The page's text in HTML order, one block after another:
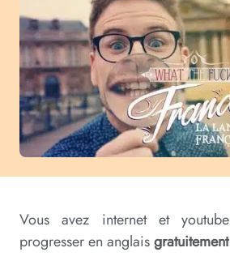
Vous avez internet et
progresser en anglaisgratuitement